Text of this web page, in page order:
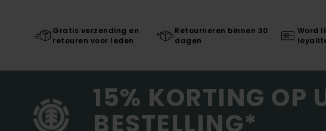
Gratis verzending en
retouren voor leden
Retourneren binnen 30
dagen
Word
15% KORTING OP
BESTELLING*